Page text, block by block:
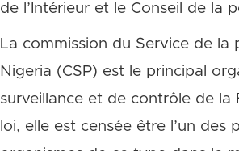
de l’Intérieur et le Conseil de la
La commission du Service de la
Nigeria (CSP) est le principal
surveillance et de contrôle de la
loi, elle est censée être l’un des